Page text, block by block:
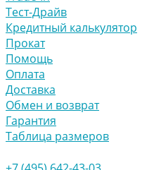
Тест-Драйв
Кредитный калькулятор
Прокат
Помощь
Оплата
Доставка
Обмен и возврат
Гарантия
Таблица размеров